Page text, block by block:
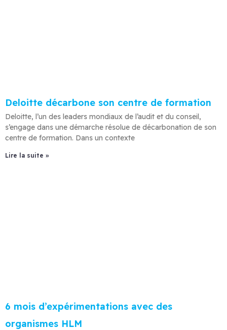
Deloitte décarbone son centre de formation
Deloitte, l’un des leaders mondiaux de l’audit et du conseil,
s’engage dans une démarche résolue de décarbonation de son
centre de formation. Dans un contexte
Lire la suite »
6 mois d’expérimentations avec des
organismes HLM